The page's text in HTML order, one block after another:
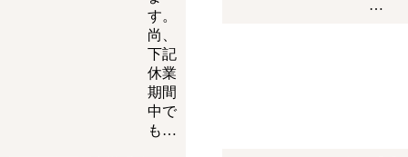
す。
尚、
下記
休業
期間
中で
も…
…